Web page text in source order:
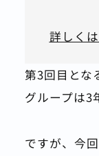
詳しく
第3回目とな
グループは3
ですが、今